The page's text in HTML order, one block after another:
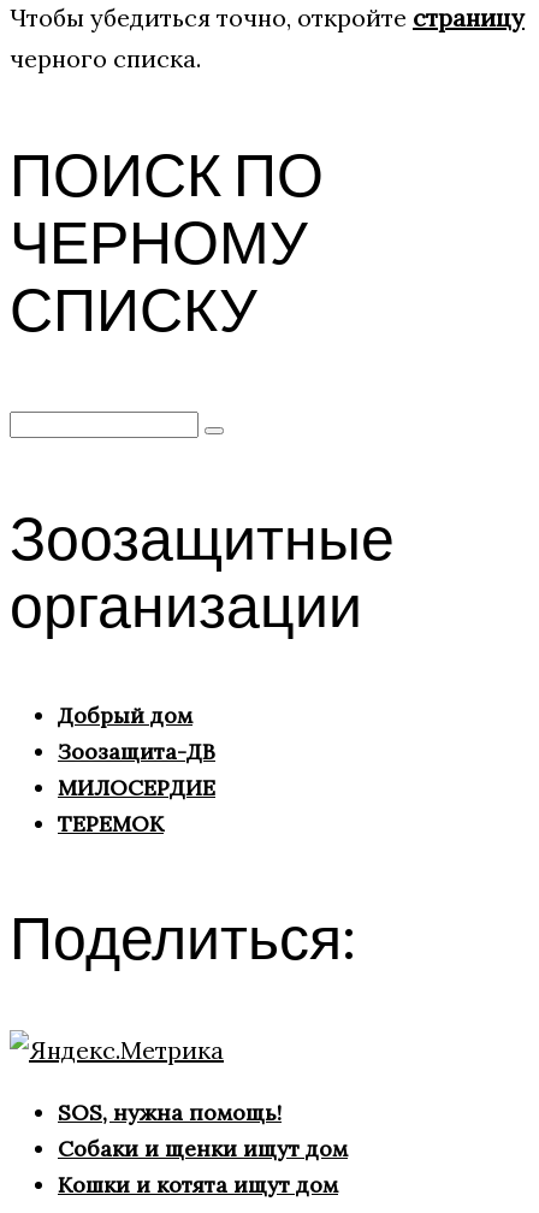
Чтобы убедиться точно, откройте страницу
черного списка.
ПОИСК ПО
ЧЕРНОМУ
СПИСКУ
Search
Зоозащитные
организации
Добрый дом
Зоозащита-ДВ
МИЛОСЕРДИЕ
ТЕРЕМОК
Поделиться:
SOS, нужна помощь!
Собаки и щенки ищут дом
Кошки и котята ищут дом